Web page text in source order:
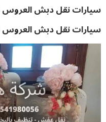
سيارات نقل دبش
سيارات نقل دبش